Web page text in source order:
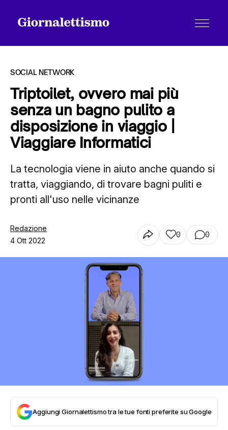
Tutti gli articoli
Chi siamo
Contatti
SOCIAL NETWORK
Triptoilet, ovvero mai più
senza un bagno pulito a
disposizione in viaggio |
Viaggiare Informatici
La tecnologia viene in aiuto anche quando si
tratta, viaggiando, di trovare bagni puliti e
pronti all'uso nelle vicinanze
Redazione
4 Ott 2022
0 0
Aggiungi Giornalettismo tra le tue fonti preferite su Google